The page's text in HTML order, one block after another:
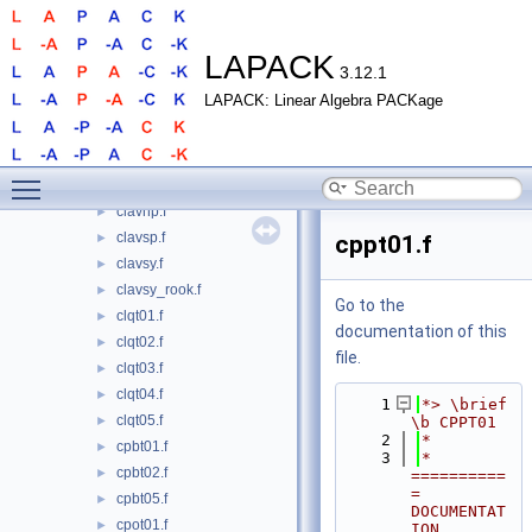
LAPACK 3.12.1
LAPACK: Linear Algebra PACKage
clatsy.f
clattb.f
► clattp.f
► clattr.f
clavhe.f
► clavhp.f
► clavsp.f
► clavsy.f
► clavsy_rook.f
► clqt01.f
► clqt02.f
► clqt03.f
► clqt04.f
► clqt05.f
► cpbt01.f
► cpbt02.f
► cpbt05.f
► cpot01.f
cppt01.f
Go to the
documentation of this
file.
    1
*> \brief
\b CPPT01
    2
*
    3
*
==========
=
DOCUMENTAT